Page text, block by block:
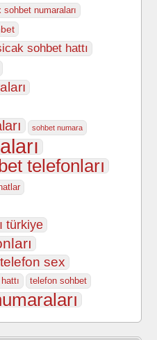
sohbet numaraları
sohbet hattı
sohbet numara
telefonları
türkiye
telefon sex
telefon sohbet